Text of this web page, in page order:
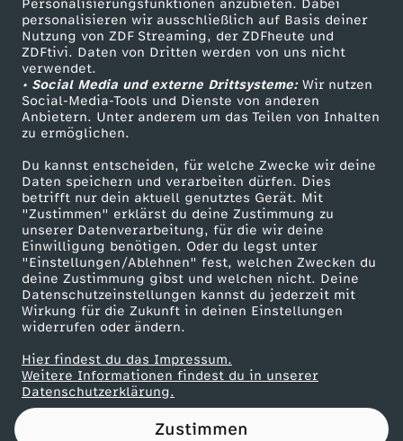
Personalisierungsfunktionen anzubieten. Dabei
personalisieren wir ausschließlich auf Basis deiner
Nutzung von ZDF Streaming, der ZDFheute und
ZDFtivi. Daten von Dritten werden von uns nicht
verwendet.
• Social Media und externe Drittsysteme:Wir nutzen
Social-Media-Tools und Dienste von anderen
Anbietern. Unter anderem um das Teilen von Inhalten
zu ermöglichen.
Du kannst entscheiden, für welche Zwecke wir deine
Daten speichern und verarbeiten dürfen. Dies
betrifft nur dein aktuell genutztes Gerät. Mit
"Zustimmen" erklärst du deine Zustimmung zu
unserer Datenverarbeitung, für die wir deine
Einwilligung benötigen. Oder du legst unter
"Einstellungen/Ablehnen" fest, welchen Zwecken du
deine Zustimmung gibst und welchen nicht. Deine
Datenschutzeinstellungen kannst du jederzeit mit
Wirkung für die Zukunft in deinen Einstellungen
widerrufen oder ändern.
Hier findest du das Impressum.
Weitere Informationen findest du in unserer
Datenschutzerklärung.
Zustimmen
p
a
v
o
m
5
.
J
u
n
ZDF Unternehmen
Karriere
ZDF goes Schule
Werbefernsehen
Mainzelmännchen
Partner